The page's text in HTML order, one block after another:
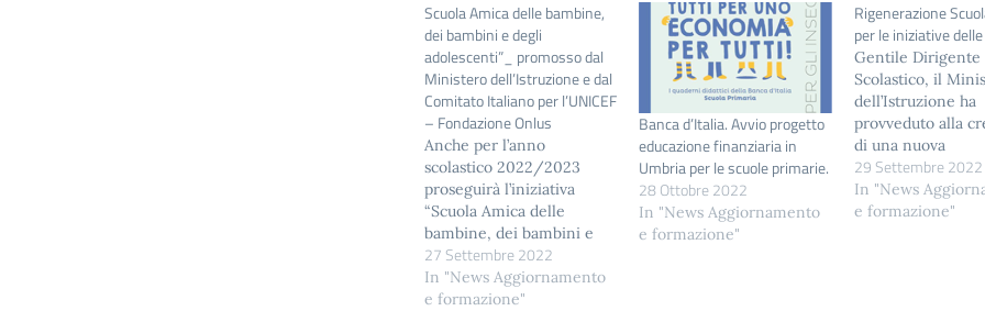
Scuola Amica delle bambine,
dei bambini e degli
adolescenti”_ promosso dal
Ministero dell’Istruzione e dal
Comitato Italiano per l’UNICEF
– Fondazione Onlus
Anche per l’anno
scolastico 2022/2023
proseguirà l’iniziativa
“Scuola Amica delle
bambine, dei bambini e
degli adolescenti”
promossa dal Ministero
dell’Istruzione e dal
27 Settembre 2022
In "News Aggiornamento
e formazione"
Banca d’Italia. Avvio progetto
educazione finanziaria in
Umbria per le scuole primarie.
28 Ottobre 2022
In "News Aggiornamento
e formazione"
Rigenerazione
per le iniziative
Gentile Dirigente
Scolastico, il
dell’Istruzione ha
provveduto alla
di una nuova
sezione all’interno
istituzionale
al Piano
29 Settembre 2022
In "News
e formazione"